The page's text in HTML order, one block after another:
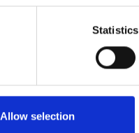
Statistics
Allow selection